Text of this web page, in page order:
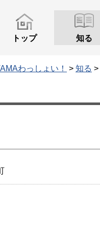
トップ 知る
わっしょい！ > 知る >